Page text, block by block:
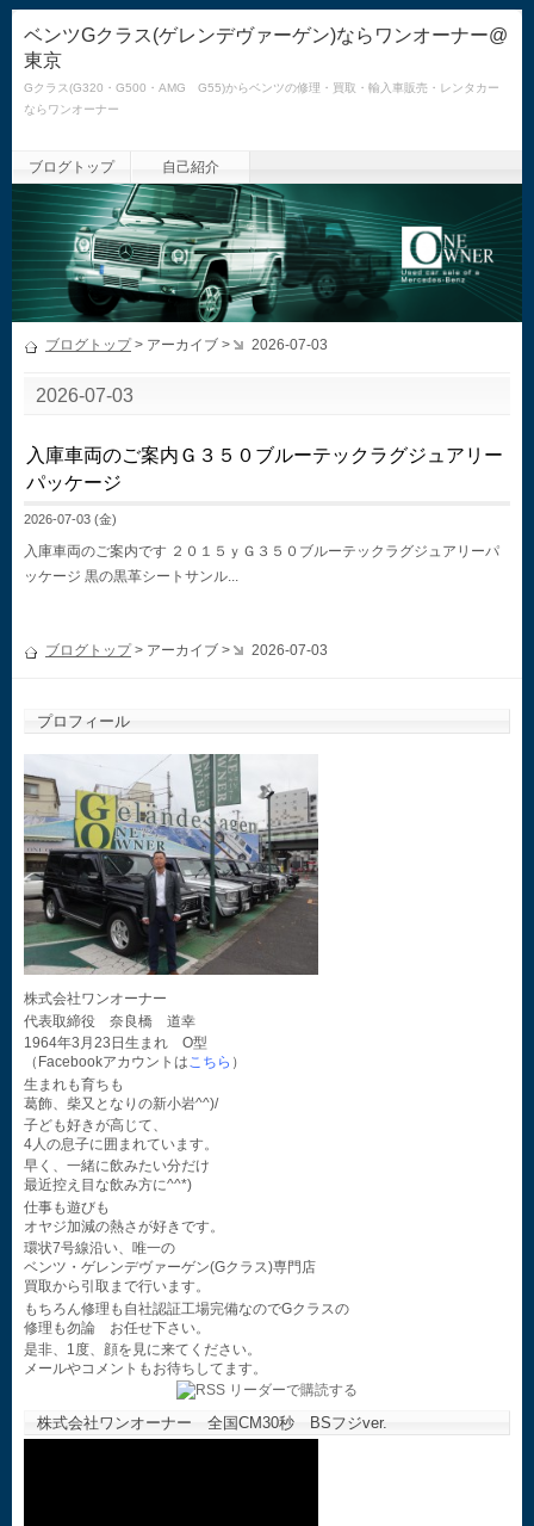
ベンツGクラス(ゲレンデヴァーゲン)ならワンオーナー@
東京
Gクラス(G320・G500・AMG G55)からベンツの修理・買取・輸入車販売・レンタカー
ならワンオーナー
ブログトップ 自己紹介
ブログトップ> アーカイブ > 2026-07-03
2026-07-03
入庫車両のご案内Ｇ３５０ブルーテックラグジュアリー
パッケージ
2026-07-03 (金)
入庫車両のご案内です ２０１５ｙＧ３５０ブルーテックラグジュアリーパ
ッケージ 黒の黒革シートサンル...
ブログトップ> アーカイブ > 2026-07-03
プロフィール
株式会社ワンオーナー
代表取締役 奈良橋 道幸
1964年3月23日生まれ O型
（Facebookアカウントはこちら ）
生まれも育ちも
葛飾、柴又となりの新小岩^^)/
子ども好きが高じて、
4人の息子に囲まれています。
早く、一緒に飲みたい分だけ
最近控え目な飲み方に^^*)
仕事も遊びも
オヤジ加減の熱さが好きです。
環状7号線沿い、唯一の
ベンツ・ゲレンデヴァーゲン(Gクラス)専門店
買取から引取まで行います。
もちろん修理も自社認証工場完備なのでGクラスの
修理も勿論 お任せ下さい。
是非、1度、顔を見に来てください。
メールやコメントもお待ちしてます。
株式会社ワンオーナー 全国CM30秒 BSフジver.